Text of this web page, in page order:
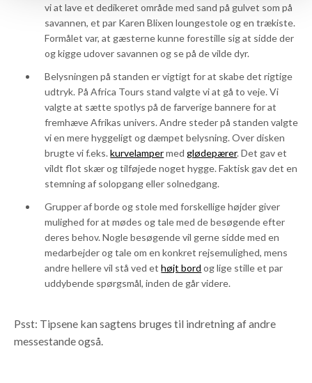
vi at lave et dedikeret område med sand på gulvet som på
savannen, et par Karen Blixen loungestole og en trækiste.
Formålet var, at gæsterne kunne forestille sig at sidde der
og kigge udover savannen og se på de vilde dyr.
Belysningen på standen er vigtigt for at skabe det rigtige
udtryk. På Africa Tours stand valgte vi at gå to veje. Vi
valgte at sætte spotlys på de farverige bannere for at
fremhæve Afrikas univers. Andre steder på standen valgte
vi en mere hyggeligt og dæmpet belysning. Over disken
brugte vi f.eks.kurvelampermedglødepærer. Det gav et
vildt flot skær og tilføjede noget hygge. Faktisk gav det en
stemning af solopgang eller solnedgang.
Grupper af borde og stole med forskellige højder giver
mulighed for at mødes og tale med de besøgende efter
deres behov. Nogle besøgende vil gerne sidde med en
medarbejder og tale om en konkret rejsemulighed, mens
andre hellere vil stå ved ethøjt bord og lige stille et par
uddybende spørgsmål, inden de går videre.
Psst: Tipsene kan sagtens bruges til indretning af andre
messestande også.